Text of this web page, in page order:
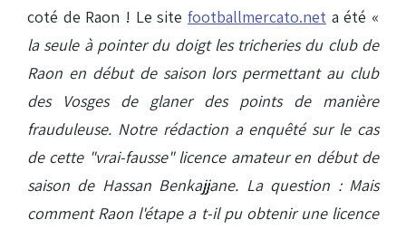
coté de Raon ! Le site footballmercato.net a été «
la seule à pointer du doigt les tricheries du club de
Raon en début de saison lors permettant au club
des Vosges de glaner des points de manière
frauduleuse. Notre rédaction a enquêté sur le cas
de cette "vrai-fausse" licence amateur en début de
saison de Hassan Benkajjane. La question : Mais
comment Raon l'étape a t-il pu obtenir une licence